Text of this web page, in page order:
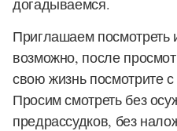
догадываемся.
Приглашаем посмотреть
возможно, после
свою жизнь посмотрите с
Просим смотреть без
предрассудков, без